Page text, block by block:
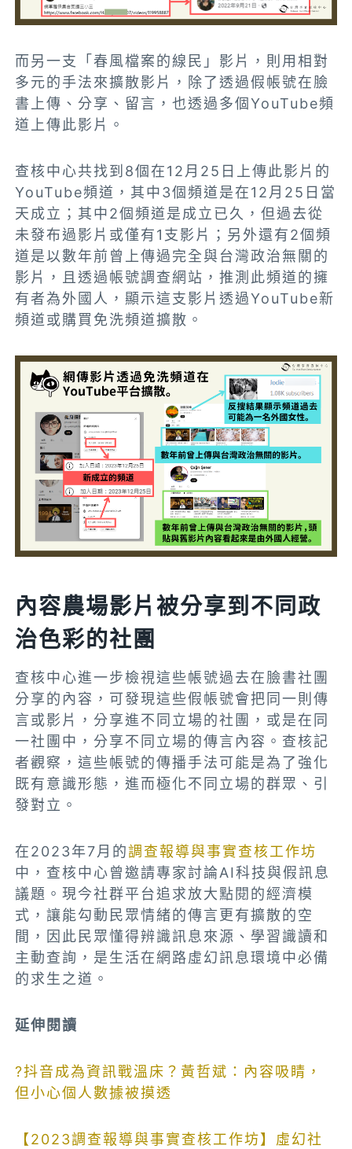
而另一支「春風檔案的線民」影片，則用相對
多元的手法來擴散影片，除了透過假帳號在臉
書上傳、分享、留言，也透過多個YouTube頻
道上傳此影片。
查核中心共找到8個在12月25日上傳此影片的
YouTube頻道，其中3個頻道是在12月25日當
天成立；其中2個頻道是成立已久，但過去從
未發布過影片或僅有1支影片；另外還有2個頻
道是以數年前曾上傳過完全與台灣政治無關的
影片，且透過帳號調查網站，推測此頻道的擁
有者為外國人，顯示這支影片透過YouTube新
頻道或購買免洗頻道擴散。
內容農場影片被分享到不同政
治色彩的社團
查核中心進一步檢視這些帳號過去在臉書社團
分享的內容，可發現這些假帳號會把同一則傳
言或影片，分享進不同立場的社團，或是在同
一社團中，分享不同立場的傳言內容。查核記
者觀察，這些帳號的傳播手法可能是為了強化
既有意識形態，進而極化不同立場的群眾、引
發對立。
在2023年7月的調查報導與事實查核工作坊
中，查核中心曾邀請專家討論AI科技與假訊息
議題。現今社群平台追求放大點閱的經濟模
式，讓能勾動民眾情緒的傳言更有擴散的空
間，因此民眾懂得辨識訊息來源、學習識讀和
主動查詢，是生活在網路虛幻訊息環境中必備
的求生之道。
延伸閱讀
?抖音成為資訊戰溫床？黃哲斌：內容吸睛，
但小心個人數據被摸透
【2023調查報導與事實查核工作坊】虛幻社